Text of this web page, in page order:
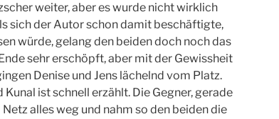
weiter, aber es wurde nicht wirklich
sich der Autor schon damit beschäftigte,
würde, gelang den beiden doch noch das
sehr erschöpft, aber mit der Gewissheit
Denise und Jens lächelnd vom Platz.
Kunal ist schnell erzählt. Die Gegner, gerade
alles weg und nahm so den beiden die